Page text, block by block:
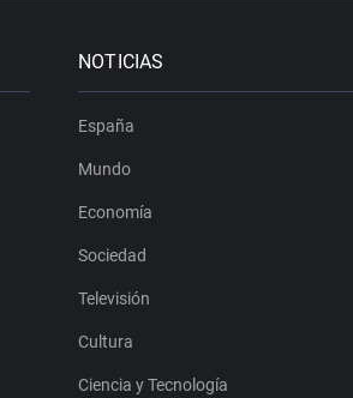
NOTICIAS
España
Mundo
Economía
Sociedad
Televisión
Cultura
Ciencia y Tecnología